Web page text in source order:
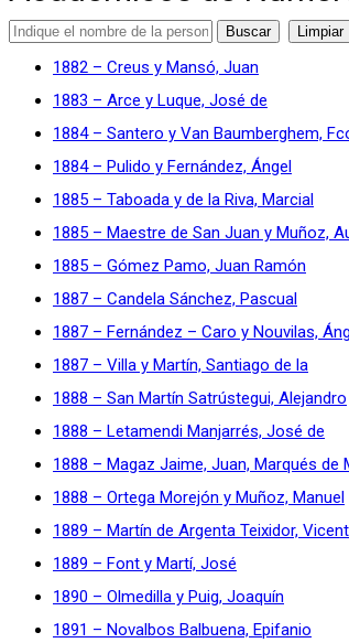
1882 – Creus y Mansó, Juan
1883 – Arce y Luque, José de
1884 – Santero y Van Baumberghem,
1884 – Pulido y Fernández, Ángel
1885 – Taboada y de la Riva, Marcial
1885 – Maestre de San Juan y Muñoz,
1885 – Gómez Pamo, Juan Ramón
1887 – Candela Sánchez, Pascual
1887 – Fernández – Caro y Nouvilas,
1887 – Villa y Martín, Santiago de la
1888 – San Martín Satrústegui, Alejandro
1888 – Letamendi Manjarrés, José de
1888 – Magaz Jaime, Juan, Marqués de
1888 – Ortega Morejón y Muñoz, Manuel
1889 – Martín de Argenta Teixidor,
1889 – Font y Martí, José
1890 – Olmedilla y Puig, Joaquín
1891 – Novalbos Balbuena, Epifanio